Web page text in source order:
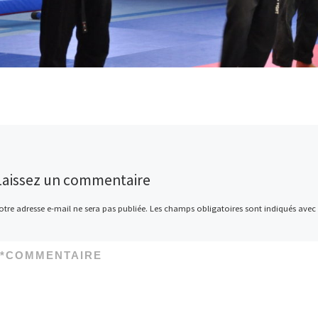
un commentaire
adresse e-mail ne sera pas publiée. Les champs obligatoires sont indiqués avec
COMMENTAIRE
*